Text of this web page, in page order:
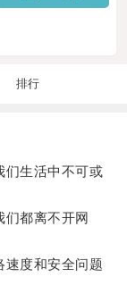
排行
生活中不可或
都离不开网
度和安全问题